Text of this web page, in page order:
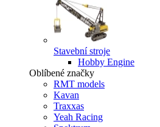
Stavební stroje
Hobby Engine
Oblíbené značky
RMT models
Kavan
Traxxas
Yeah Racing